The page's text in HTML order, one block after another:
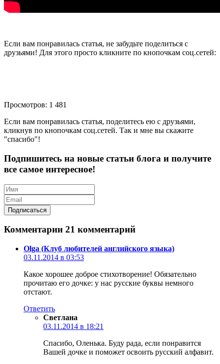
Если вам понравилась статья, не забудьте поделиться с
друзьями! Для этого просто кликните по кнопочкам соц.сетей:
Просмотров: 1 481
Если вам понравилась статья, поделитесь ею с друзьями,
кликнув по кнопочкам соц.сетей. Так и мне вы скажите
"спасибо"!
Подпишитесь на новые статьи блога и получите
все самое интересное!
Комментарии 21 комментарий
Olga (Клуб любителей английского языка)
03.11.2014 в 03:53
Какое хорошее доброе стихотворение! Обязательно
прочитаю его дочке: у нас русские буквы немного
отстают.
Ответить
Светлана
03.11.2014 в 18:21
Спасибо, Оленька. Буду рада, если понравится
Вашей дочке и поможет освоить русский алфавит.